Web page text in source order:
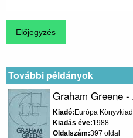
További példányok
Graham Greene
Kiadó Európa
Kiadás éve 1988
Oldalszám 397 oldal